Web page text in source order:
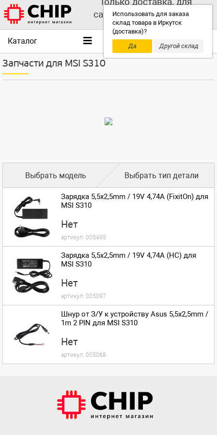
Использовать для заказа
склад товара в Иркутск
(доставка)?
Да
Другой склад
самовывоза выбирайте
другой склад!
Каталог
Запчасти для MSI S310
Выбрать модель Выбрать тип детали
Зарядка 5,5x2,5mm / 19V 4,74A (FixitOn) для
MSI S310
Нет
артикул: 005495
Зарядка 5,5x2,5mm / 19V 4,74A (HC) для
MSI S310
Нет
артикул: 005097
Шнур от З/У к устройству Asus 5,5x2,5mm /
1m 2 PIN для MSI S310
Нет
артикул: 005068